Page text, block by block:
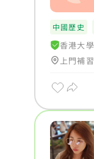
中國歷史
香港大學
上門補習